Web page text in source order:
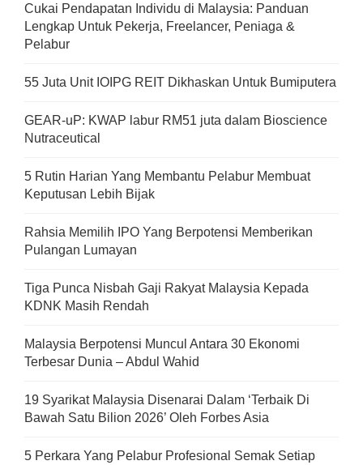
Cukai Pendapatan Individu di Malaysia: Panduan
Lengkap Untuk Pekerja, Freelancer, Peniaga &
Pelabur
55 Juta Unit IOIPG REIT Dikhaskan Untuk Bumiputera
GEAR-uP: KWAP labur RM51 juta dalam Bioscience
Nutraceutical
5 Rutin Harian Yang Membantu Pelabur Membuat
Keputusan Lebih Bijak
Rahsia Memilih IPO Yang Berpotensi Memberikan
Pulangan Lumayan
Tiga Punca Nisbah Gaji Rakyat Malaysia Kepada
KDNK Masih Rendah
Malaysia Berpotensi Muncul Antara 30 Ekonomi
Terbesar Dunia – Abdul Wahid
19 Syarikat Malaysia Disenarai Dalam ‘Terbaik Di
Bawah Satu Bilion 2026’ Oleh Forbes Asia
5 Perkara Yang Pelabur Profesional Semak Setiap